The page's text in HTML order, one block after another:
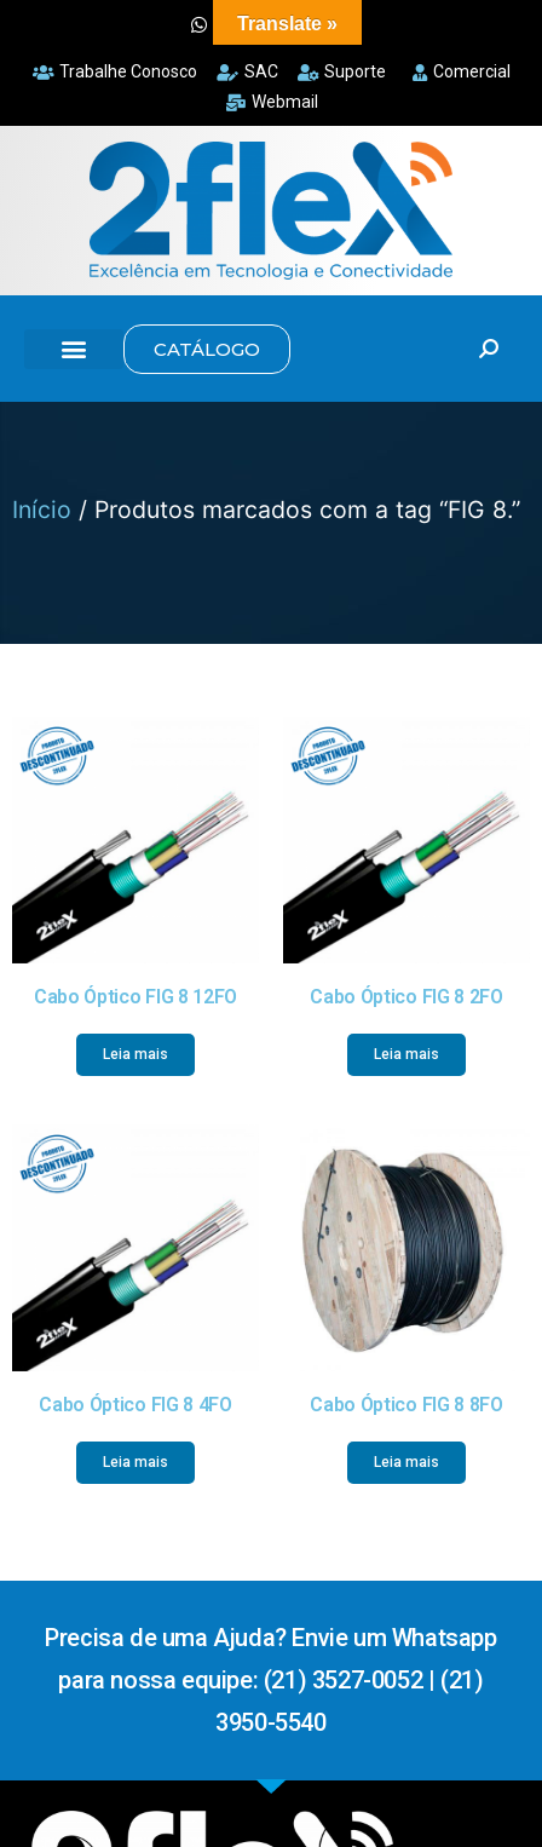
Trabalhe Conosco SAC Suporte
Comercial
Webmail
CATÁLOGO
Início / Produtos marcados com a tag “FIG 8.”
Cabo Óptico FIG 8 12FO
Leia mais
Cabo Óptico FIG 8 2FO
Leia mais
Cabo Óptico FIG 8 4FO
Leia mais
Cabo Óptico FIG 8 8FO
Leia mais
Precisa de uma Ajuda? Envie um Whatsapp
para nossa equipe: (21) 3527-0052 | (21)
3950-5540
Translate »